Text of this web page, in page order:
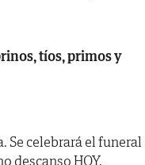
tíos, primos y
Se celebrará el funeral
descanso HOY,